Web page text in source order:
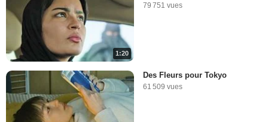
1:20
79 751 vues
Des Fleurs pour Tokyo
61 509 vues